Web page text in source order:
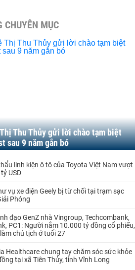
CHUYÊN MỤC
Thu Thủy gửi lời chào tạm biệt
sau 9 năm gắn bó
linh kiện ô tô của Toyota Việt Nam vượt
USD
vụ xe điện Geely bị từ chối tại trạm sạc
Phóng
đạo GenZ nhà Vingroup, Techcombank,
PC1: Người nắm 10.000 tỷ đồng cổ phiếu,
chủ tịch ở tuổi 27
Healthcare chung tay chăm sóc sức khỏe
tại xã Tiên Thủy, tỉnh Vĩnh Long